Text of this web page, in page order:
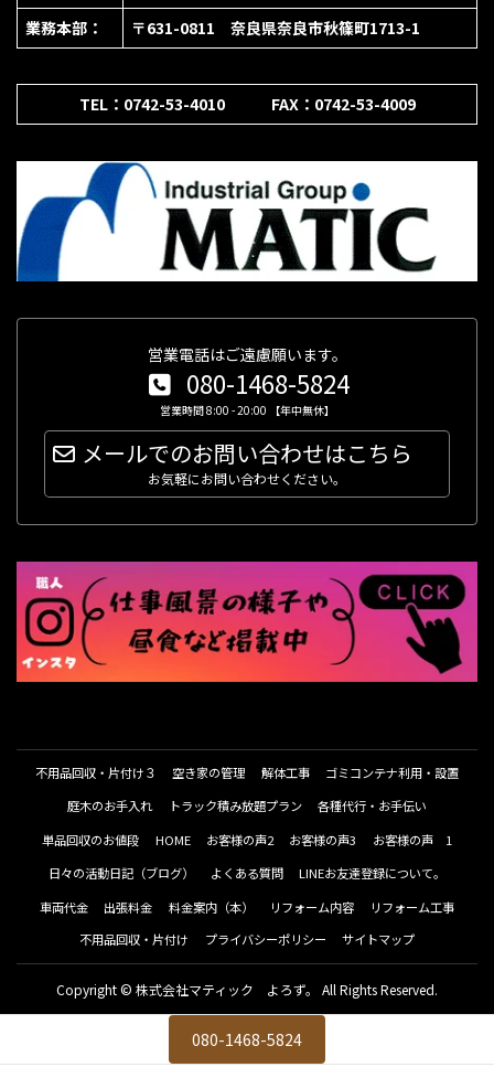
業務本部：
〒631-0811 奈良県奈良市秋篠町1713-1
TEL：0742-53-4010 FAX：0742-53-4009
営業電話はご遠慮願います。
080-1468-5824
営業時間 8:00 - 20:00 【年中無休】
メールでのお問い合わせはこちら
お気軽にお問い合わせください。
不用品回収・片付け３ 空き家の管理 解体工事
ゴミコンテナ利用・設置
庭木のお手入れ
トラック積み放題プラン
各種代行・お手伝い
単品回収のお値段
HOME お客様の声2 お客様の声3
お客様の声 1
日々の活動日記（ブログ）
よくある質問
LINEお友達登録について。
車両代金
出張料金 料金案内（本） リフォーム内容
リフォーム工事
不用品回収・片付け
プライバシーポリシー サイトマップ
Copyright © 株式会社マティック よろず。 All Rights Reserved.
080-1468-5824